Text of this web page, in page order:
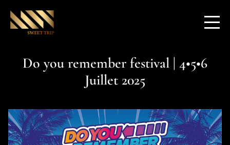
Do you remember festival | 4•5•6
Juillet 2025